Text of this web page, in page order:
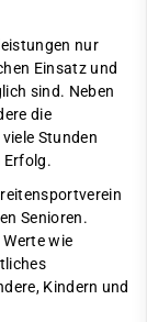
nur
Einsatz und
sind. Neben
die
Stunden
Erfolg.
Senioren.
wie
Kindern und